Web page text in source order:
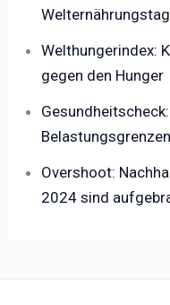
Welternährungstag
Welthungerindex:
gegen den Hunger
Belastungsgrenzen
Overshoot:
2024 sind